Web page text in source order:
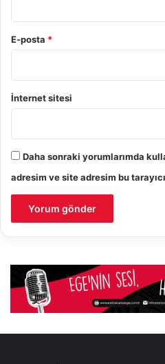
E-posta *
İnternet sitesi
Daha sonraki yorumlarımda
adresim ve site adresim bu